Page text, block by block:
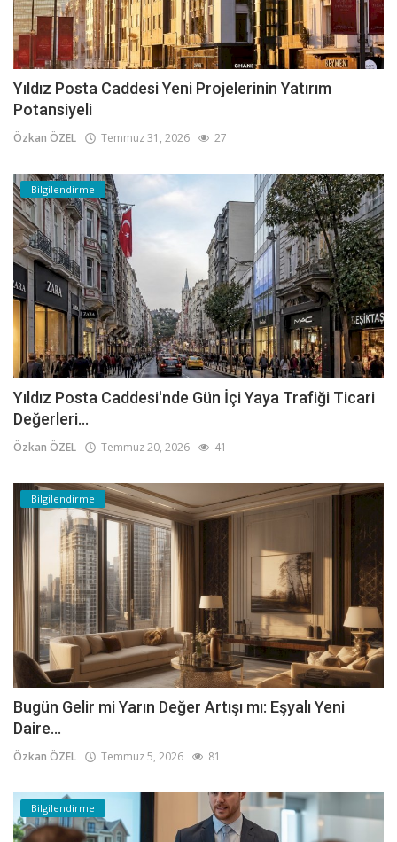
Yıldız Posta Caddesi Yeni Projelerinin Yatırım
Potansiyeli
Özkan ÖZEL Temmuz 31, 2026 27
Bilgilendirme
Yıldız Posta Caddesi'nde Gün İçi Yaya Trafiği Ticari
Değerleri...
Özkan ÖZEL Temmuz 20, 2026 41
Bilgilendirme
Bugün Gelir mi Yarın Değer Artışı mı: Eşyalı Yeni
Daire...
Özkan ÖZEL Temmuz 5, 2026 81
Bilgilendirme